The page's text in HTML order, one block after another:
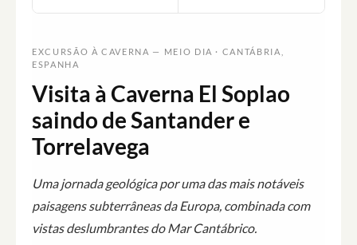
EXCURSÃO À CAVERNA — MEIO DIA · CANTÁBRIA,
ESPANHA
Visita à Caverna El Soplao
saindo de Santander e
Torrelavega
Uma jornada geológica por uma das mais notáveis
paisagens subterrâneas da Europa, combinada com
vistas deslumbrantes do Mar Cantábrico.